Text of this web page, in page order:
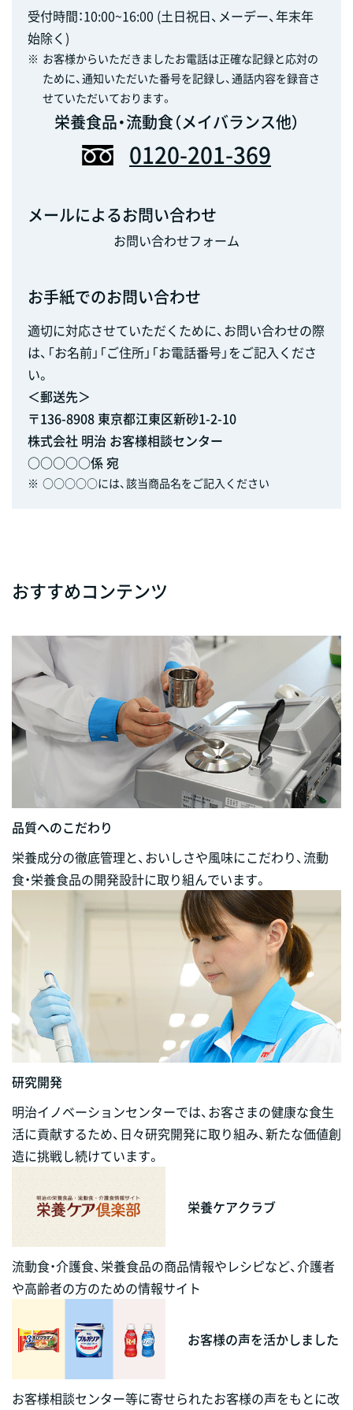
受付時間：10:00~16:00 (土日祝日、メーデー、年末年
始除く)
※ お客様からいただきましたお電話は正確な記録と応対の
ために、通知いただいた番号を記録し、通話内容を録音さ
せていただいております。
栄養食品・流動食（メイバランス他）
0120-201-369
メールによるお問い合わせ
お問い合わせフォーム
お手紙でのお問い合わせ
適切に対応させていただくために、お問い合わせの際
は、「お名前」「ご住所」「お電話番号」をご記入くださ
い。
＜郵送先＞
〒136-8908 東京都江東区新砂1-2-10
株式会社 明治 お客様相談センター
○○○○○係 宛
※ ○○○○○には、該当商品名をご記入ください
おすすめコンテンツ
品質へのこだわり
栄養成分の徹底管理と、おいしさや風味にこだわり、流動
食・栄養食品の開発設計に取り組んでいます。
研究開発
明治イノベーションセンターでは、お客さまの健康な食生
活に貢献するため、日々研究開発に取り組み、新たな価値創
造に挑戦し続けています。
栄養ケアクラブ
流動食・介護食、栄養食品の商品情報やレシピなど、介護者
や高齢者の方のための情報サイト
お客様の声を活かしました
お客様相談センター等に寄せられたお客様の声をもとに改